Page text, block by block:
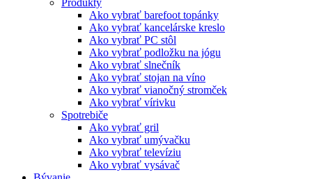
Produkty
Ako vybrať barefoot topánky
Ako vybrať kancelárske kreslo
Ako vybrať PC stôl
Ako vybrať podložku na jógu
Ako vybrať slnečník
Ako vybrať stojan na víno
Ako vybrať vianočný stromček
Ako vybrať vírivku
Spotrebiče
Ako vybrať gril
Ako vybrať umývačku
Ako vybrať televíziu
Ako vybrať vysávač